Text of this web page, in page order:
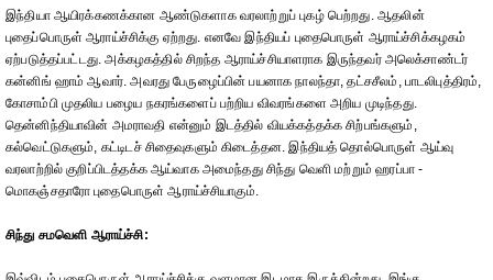
இந்தியா ஆயிரக்கணக்கான ஆண்டுகளாக வரலாற்றுப் புகழ் பெற்றது. ஆதலின்
புதைப்பொருள் ஆராய்ச்சிக்கு ஏற்றது. எனவே இந்தியப் புதைபொருள் ஆராய்ச்சிக்கழகம்
ஏற்படுத்தப்பட்டது. அக்கழகத்தில் சிறந்த ஆராய்ச்சியாளராக இருந்தவர் அலெக்சாண்டர்
கன்னிங் ஹாம் ஆவார். அவரது பேருழைப்பின் பயனாக நாலந்தா, தட்சசீலம், பாடலிபுத்திரம்,
கோசாம்பி முதலிய பழைய நகரங்களைப் பற்றிய விவரங்களை அறிய முடிந்தது.
தென்னிந்தியாவின் அமராவதி என்னும் இடத்தில் வியக்கத்தக்க சிற்பங்களும்,
கல்வெட்டுகளும், கட்டிடச் சிதைவுகளும் கிடைத்தன. இந்தியத் தொல்பொருள் ஆய்வு
வரலாற்றில் குறிப்பிடத்தக்க ஆய்வாக அமைந்தது சிந்து வெளி மற்றும் ஹரப்பா -
மொகஞ்சதாரோ புதைபொருள் ஆராய்ச்சியாகும்.
சிந்து சமவெளி ஆராய்ச்சி: